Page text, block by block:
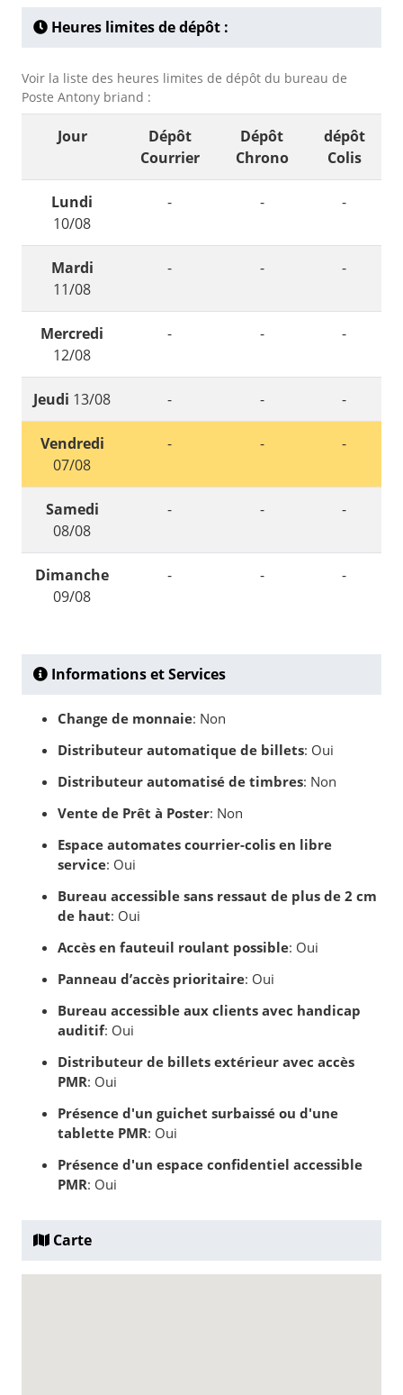
Heures limites de dépôt :
Voir la liste des heures limites de dépôt du bureau de
Poste Antony briand :
Jour
Dépôt
Courrier
Dépôt
Chrono
dépôt
Colis
Lundi
10/08
- - -
Mardi
11/08
- - -
Mercredi
12/08
- - -
Jeudi 13/08 - - -
Vendredi
07/08
- - -
Samedi
08/08
- - -
Dimanche
09/08
- - -
Informations et Services
Change de monnaie: Non
Distributeur automatique de billets: Oui
Distributeur automatisé de timbres: Non
Vente de Prêt à Poster: Non
Espace automates courrier-colis en libre
service: Oui
Bureau accessible sans ressaut de plus de 2 cm
de haut: Oui
Accès en fauteuil roulant possible: Oui
Panneau d’accès prioritaire: Oui
Bureau accessible aux clients avec handicap
auditif: Oui
Distributeur de billets extérieur avec accès
PMR: Oui
Présence d'un guichet surbaissé ou d'une
tablette PMR: Oui
Présence d'un espace confidentiel accessible
PMR: Oui
Carte